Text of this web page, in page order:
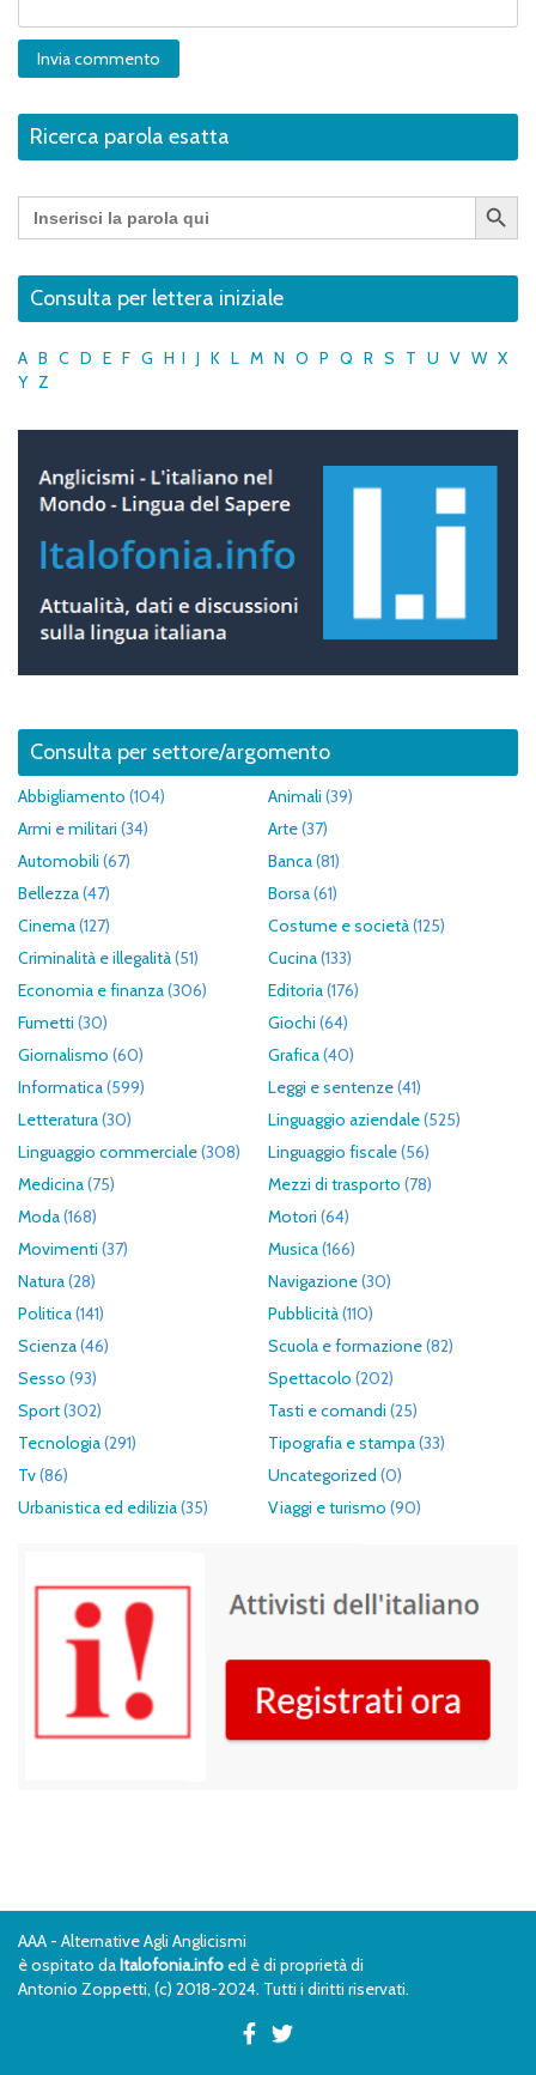
Ricerca parola esatta
Search
for:
Search Button
Consulta per lettera iniziale
A B C D E F G H I J K L M N O P Q R S T U V W X
Y Z
Consulta per settore/argomento
Abbigliamento (104) Animali (39)
Armi e militari (34) Arte(37)
Automobili (67) Banca(81)
Bellezza(47) Borsa(61)
Cinema(127) Costume e società(125)
Criminalità e illegalità(51) Cucina(133)
Economia e finanza(306) Editoria(176)
Fumetti (30) Giochi (64)
Giornalismo (60) Grafica(40)
Informatica(599) Leggi e sentenze(41)
Letteratura(30) Linguaggio aziendale(525)
Linguaggio commerciale(308) Linguaggio fiscale(56)
Medicina(75) Mezzi di trasporto (78)
Moda(168) Motori (64)
Movimenti (37) Musica(166)
Natura(28) Navigazione(30)
Politica(141) Pubblicità(110)
Scienza(46) Scuola e formazione(82)
Sesso (93) Spettacolo (202)
Sport(302) Tasti e comandi (25)
Tecnologia(291) Tipografia e stampa(33)
Tv(86) Uncategorized (0)
Urbanistica ed edilizia(35) Viaggi e turismo (90)
AAA - Alternative Agli Anglicismi
è ospitato daItalofonia.info ed è di proprietà di
Antonio Zoppetti, (c) 2018-2024. Tutti i diritti riservati.